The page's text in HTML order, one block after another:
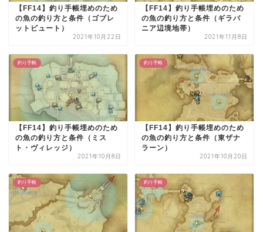
【FF14】釣り手帳埋めのため
の魚の釣り方と条件（ゴブレ
ットビュート）
2021年10月22日
【FF14】釣り手帳埋めのため
の魚の釣り方と条件（ギラバ
ニア辺境地帯）
2021年11月8日
釣り手帳
【FF14】釣り手帳埋めのため
の魚の釣り方と条件（ミス
ト・ヴィレッジ）
2021年10月8日
釣り手帳
【FF14】釣り手帳埋めのため
の魚の釣り方と条件（東ザナ
ラーン）
2021年10月20日
釣り手帳 釣り手帳